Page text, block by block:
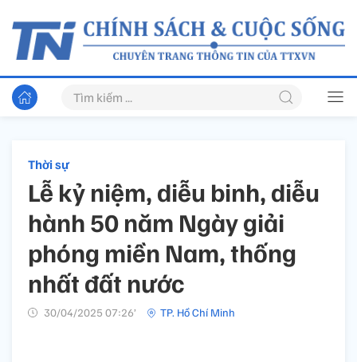
Thời sự
Lễ kỷ niệm, diễu binh, diễu
hành 50 năm Ngày giải
phóng miền Nam, thống
nhất đất nước
30/04/2025 07:26’ TP. Hồ Chí Minh